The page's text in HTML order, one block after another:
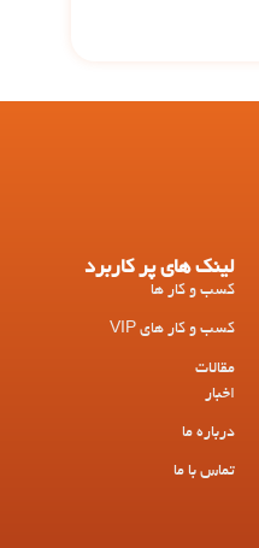
لینک های پر کاربرد
کسب و کار ها
کسب و کار های VIP
مقالات
اخبار
درباره ما
تماس با ما